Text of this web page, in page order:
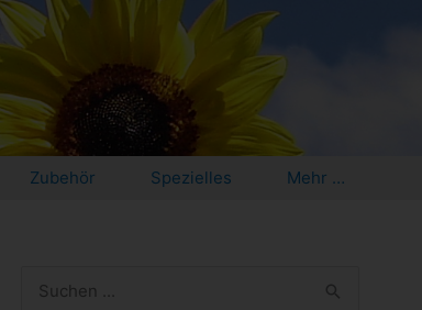
Zubehör Spezielles Mehr …